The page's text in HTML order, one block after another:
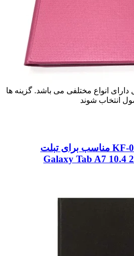
انواع مختلفی می باشد. گزینه ها
انتخاب شوند
کیف کلاسوری مدل KF-001 مناسب برای تبلت